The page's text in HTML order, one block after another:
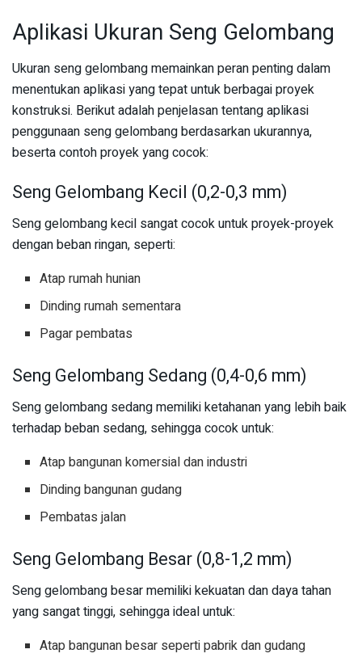
Aplikasi Ukuran Seng Gelombang
Ukuran seng gelombang memainkan peran penting dalam
menentukan aplikasi yang tepat untuk berbagai proyek
konstruksi. Berikut adalah penjelasan tentang aplikasi
penggunaan seng gelombang berdasarkan ukurannya,
beserta contoh proyek yang cocok:
Seng Gelombang Kecil (0,2-0,3 mm)
Seng gelombang kecil sangat cocok untuk proyek-proyek
dengan beban ringan, seperti:
Atap rumah hunian
Dinding rumah sementara
Pagar pembatas
Seng Gelombang Sedang (0,4-0,6 mm)
Seng gelombang sedang memiliki ketahanan yang lebih baik
terhadap beban sedang, sehingga cocok untuk:
Atap bangunan komersial dan industri
Dinding bangunan gudang
Pembatas jalan
Seng Gelombang Besar (0,8-1,2 mm)
Seng gelombang besar memiliki kekuatan dan daya tahan
yang sangat tinggi, sehingga ideal untuk:
Atap bangunan besar seperti pabrik dan gudang